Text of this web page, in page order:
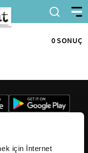
için İnternet
0 SONUÇ